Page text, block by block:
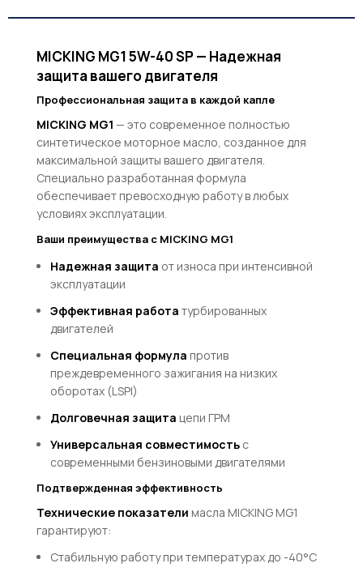
MICKING MG1 5W-40 SP — Надежная
защита вашего двигателя
Профессиональная защита в каждой капле
MICKING MG1 — это современное полностью
синтетическое моторное масло, созданное для
максимальной защиты вашего двигателя.
Специально разработанная формула
обеспечивает превосходную работу в любых
условиях эксплуатации.
Ваши преимущества с MICKING MG1
Надежная защита от износа при интенсивной
эксплуатации
Эффективная работа турбированных
двигателей
Специальная формула против
преждевременного зажигания на низких
оборотах (LSPI)
Долговечная защита цепи ГРМ
Универсальная совместимостьс
современными бензиновыми двигателями
Подтвержденная эффективность
Технические показатели масла MICKING MG1
гарантируют:
Стабильную работу при температурах до -40°C